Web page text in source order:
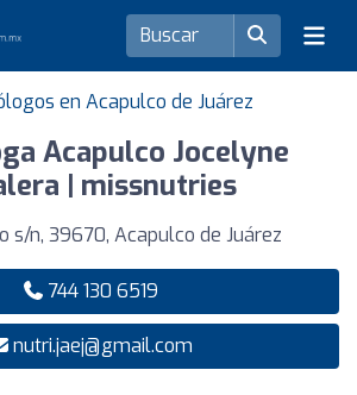
en Acapulco de Juárez
Acapulco Jocelyne
| missnutries
s/n, 39670, Acapulco de Juárez
744 130 6519
nutri.jaej@gmail.com